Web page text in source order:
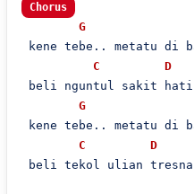
Chorus
G
kene tebe.. metatu di
C
D
beli nguntul sakit hati
G
kene tebe.. metatu di
C
D
beli tekol ulian